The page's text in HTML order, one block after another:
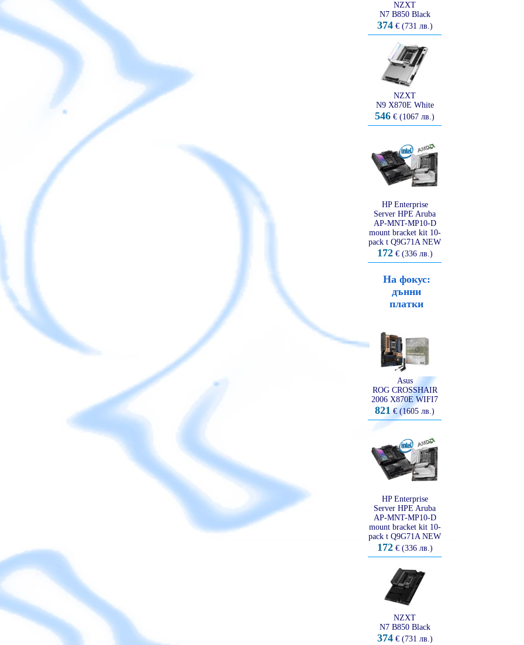
NZXT
N7 B850 Black
374€ (731 лв.)
NZXT
N9 X870E White
546 € (1067 лв.)
HP Enterprise
Server HPE Aruba
AP-MNT-MP10-D
mount bracket kit 10-
pack t Q9G71A NEW
172€ (336 лв.)
На фокус:
дънни
платки
Asus
ROG CROSSHAIR
2006 X870E WIFI7
821 € (1605 лв.)
HP Enterprise
Server HPE Aruba
AP-MNT-MP10-D
mount bracket kit 10-
pack t Q9G71A NEW
172€ (336 лв.)
NZXT
N7 B850 Black
374€ (731 лв.)